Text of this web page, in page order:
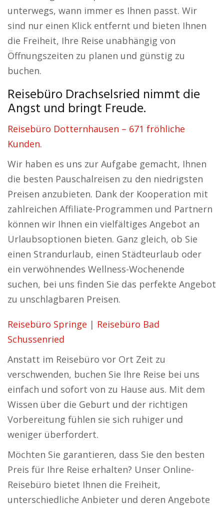
unterwegs, wann immer es Ihnen passt. Wir
sind nur einen Klick entfernt und bieten Ihnen
die Freiheit, Ihre Reise unabhängig von
Öffnungszeiten zu planen und günstig zu
buchen.
Reisebüro Drachselsried nimmt die
Angst und bringt Freude.
Reisebüro Dotternhausen – 671 fröhliche
Kunden.
Wir haben es uns zur Aufgabe gemacht, Ihnen
die besten Pauschalreisen zu den niedrigsten
Preisen anzubieten. Dank der Kooperation mit
zahlreichen Affiliate-Programmen und Partnern
können wir Ihnen ein vielfältiges Angebot an
Urlaubsoptionen bieten. Ganz gleich, ob Sie
einen Strandurlaub, einen Städteurlaub oder
ein verwöhnendes Wellness-Wochenende
suchen, bei uns finden Sie das perfekte Angebot
zu unschlagbaren Preisen.
Reisebüro Springe | Reisebüro Bad
Schussenried
Anstatt im Reisebüro vor Ort Zeit zu
verschwenden, buchen Sie Ihre Reise bei uns
einfach und sofort von zu Hause aus. Mit dem
Wissen über die Geburt und der richtigen
Vorbereitung fühlen sie sich ruhiger und
weniger überfordert.
Möchten Sie garantieren, dass Sie den besten
Preis für Ihre Reise erhalten? Unser Online-
Reisebüro bietet Ihnen die Freiheit,
unterschiedliche Anbieter und deren Angebote